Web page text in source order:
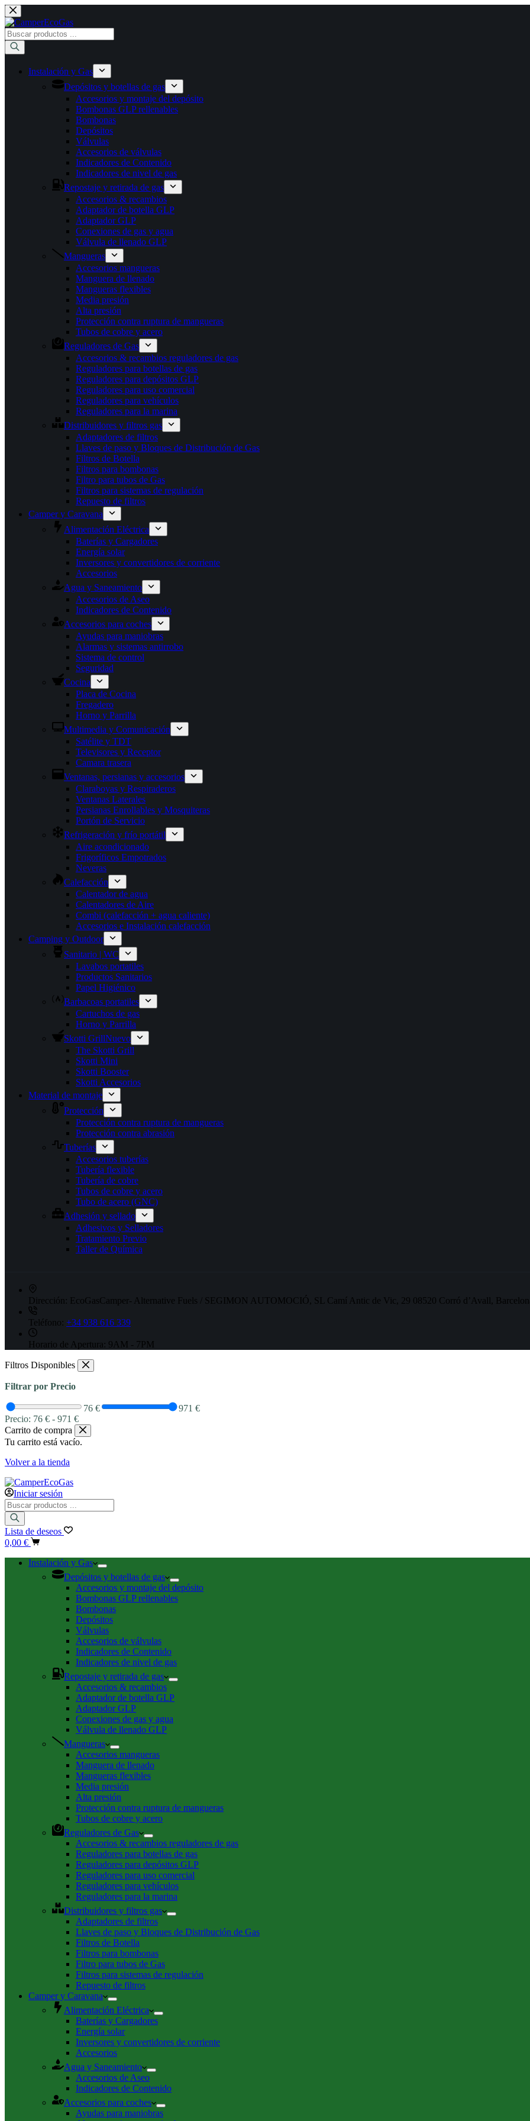
Saltar
al
contenido
Búsqueda
de
productos
Instalación y Gas
Depósitos y botellas de gas
Accesorios y montaje del depósito
Bombonas GLP rellenables
Bombonas
Depósitos
Válvulas
Accesorios de válvulas
Indicadores de Contenido
Indicadores de nivel de gas
Repostaje y retirada de gas
Accesorios & recambios
Adaptador de botella GLP
Adaptador GLP
Conexiones de gas y agua
Válvula de llenado GLP
Mangueras
Accesorios mangueras
Manguera de llenado
Mangueras flexibles
Media presión
Alta presión
Protección contra ruptura de mangueras
Tubos de cobre y acero
Reguladores de Gas
Accesorios & recambios reguladores de gas
Reguladores para botellas de gas
Reguladores para depósitos GLP
Reguladores para uso comercial
Reguladores para vehículos
Reguladores para la marina
Distribuidores y filtros gas
Adaptadores de filtros
Llaves de paso y Bloques de Distribución de Gas
Filtros de Botella
Filtros para bombonas
Filtro para tubos de Gas
Filtros para sistemas de regulación
Repuesto de filtros
Camper y Caravana
Alimentación Eléctrica
Baterías y Cargadores
Energía solar
Inversores y convertidores de corriente
Accesorios
Agua y Saneamiento
Accesorios de Aseo
Indicadores de Contenido
Accesorios para coches
Ayudas para maniobras
Alarmas y sistemas antirrobo
Sistema de control
Seguridad
Cocina
Placa de Cocina
Fregadero
Horno y Parrilla
Multimedia y Comunicación
Satélite y TDT
Televisores y Receptor
Camara trasera
Ventanas, persianas y accesorios
Claraboyas y Respiraderos
Ventanas Laterales
Persianas Enrollables y Mosquiteras
Portón de Servicio
Refrigeración y frío portátil
Aire acondicionado
Frigoríficos Empotrados
Neveras
Calefacción
Calentador de agua
Calentadores de Aire
Combi (calefacción + agua caliente)
Accesorios e Instalación calefacción
Camping y Outdoor
Sanitario | WC
Lavabos portatiles
Productos Sanitarios
Papel Higiénico
Barbacoas portatiles
Cartuchos de gas
Horno y Parrilla
Skotti GrillNuevo
The Skotti Grill
Skotti Mini
Skotti Booster
Skotti Accesorios
Material de montaje
Protección
Protección contra ruptura de mangueras
Protección contra abrasión
Tuberías
Accesorios tuberías
Tubería flexible
Tubería de cobre
Tubos de cobre y acero
Tubo de acero (GNC)
Adhesión y sellado
Adhesivos y Selladores
Tratamiento Previo
Taller de Química
Dirección: EcoGasCamper- Alternative Fuels / SEGIMON AUTOMOCIÓ, SL Camí Antic de Vic, 29 08520 Corró d’Avall,
Teléfono: +34 938 616 339
Horario de Apertura: 9AM - 7PM
Filtros Disponibles
Filtrar por Precio
76 €
971 €
Precio: 76 € - 971 €
Carrito de compra
Tu carrito está vacío.
Volver a la tienda
Iniciar sesión
Búsqueda
de
productos
Lista de deseos
Carro
compra
0,00 €
Instalación y Gas
Depósitos y botellas de gas
Accesorios y montaje del depósito
Bombonas GLP rellenables
Bombonas
Depósitos
Válvulas
Accesorios de válvulas
Indicadores de Contenido
Indicadores de nivel de gas
Repostaje y retirada de gas
Accesorios & recambios
Adaptador de botella GLP
Adaptador GLP
Conexiones de gas y agua
Válvula de llenado GLP
Mangueras
Accesorios mangueras
Manguera de llenado
Mangueras flexibles
Media presión
Alta presión
Protección contra ruptura de mangueras
Tubos de cobre y acero
Reguladores de Gas
Accesorios & recambios reguladores de gas
Reguladores para botellas de gas
Reguladores para depósitos GLP
Reguladores para uso comercial
Reguladores para vehículos
Reguladores para la marina
Distribuidores y filtros gas
Adaptadores de filtros
Llaves de paso y Bloques de Distribución de Gas
Filtros de Botella
Filtros para bombonas
Filtro para tubos de Gas
Filtros para sistemas de regulación
Repuesto de filtros
Camper y Caravana
Alimentación Eléctrica
Baterías y Cargadores
Energía solar
Inversores y convertidores de corriente
Accesorios
Agua y Saneamiento
Accesorios de Aseo
Indicadores de Contenido
Accesorios para coches
Ayudas para maniobras